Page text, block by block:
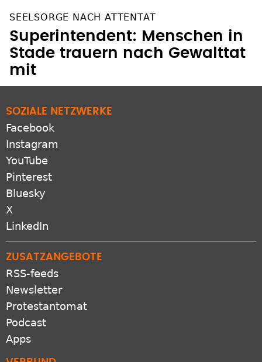
SEELSORGE NACH ATTENTAT
Superintendent: Menschen in
Stade trauern nach Gewalttat
mit
SOZIALE NETZWERKE
Facebook
Instagram
YouTube
Pinterest
Bluesky
X
LinkedIn
ZUSATZANGEBOTE
RSS-feeds
Newsletter
Protestantomat
Podcast
Apps